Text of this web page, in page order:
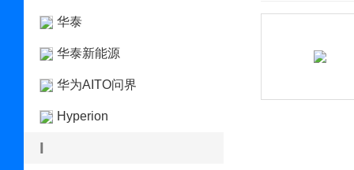
华泰
华泰新能源
华为AITO问界
Hyperion
I